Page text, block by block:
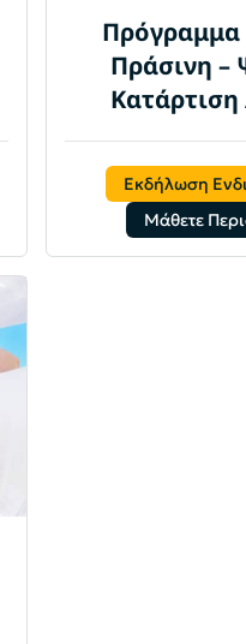
Πρόγραμμα
Πράσινη –
Εκδήλωση
Μάθετε